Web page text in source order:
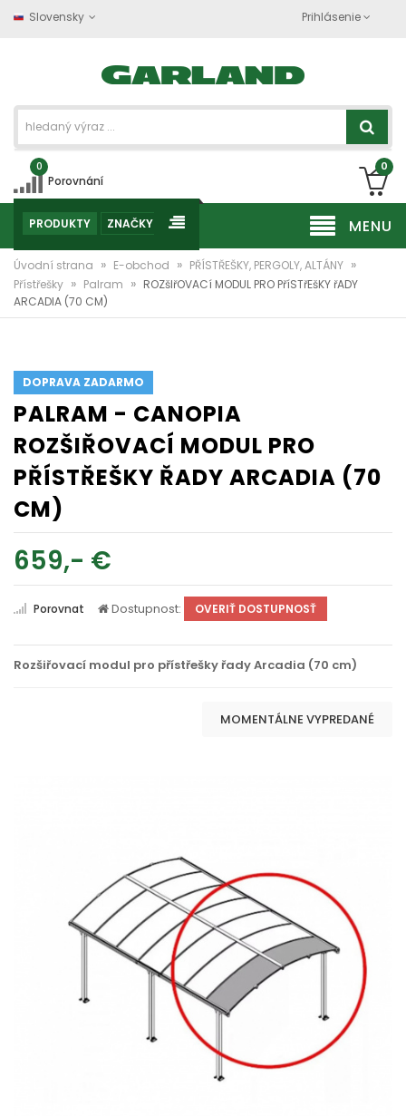
Slovensky Prihlásenie
0
Porovnání
0
MENU
PRODUKTY ZNAČKY
Úvodní strana » E-obchod » PŘÍSTŘEŠKY, PERGOLY, ALTÁNY »
Přístřešky » Palram » ROZšIřOVACí MODUL PRO PříSTřEšKY řADY
ARCADIA (70 CM)
DOPRAVA ZADARMO
PALRAM - CANOPIA
ROZŠIŘOVACÍ MODUL PRO
PŘÍSTŘEŠKY ŘADY ARCADIA (70
CM)
659,- €
Porovnat Dostupnost: OVERIŤ DOSTUPNOSŤ
Rozšiřovací modul pro přístřešky řady Arcadia (70 cm)
MOMENTÁLNE VYPREDANÉ